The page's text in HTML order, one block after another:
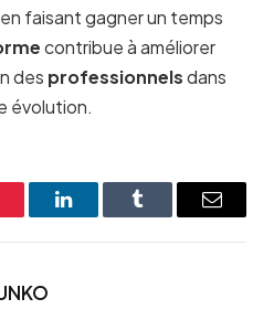
faisant gagner un temps
contribue à améliorer
des professionnelsdans
évolution.
LinkedInTumblr Email